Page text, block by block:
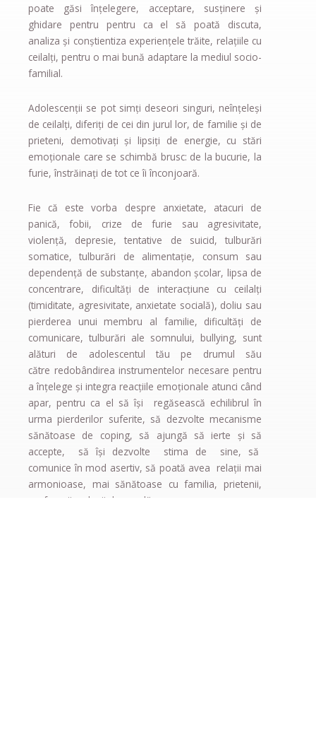
poate găsi înțelegere, acceptare, susținere și
ghidare pentru pentru ca el să poată discuta,
analiza și conștientiza experiențele trăite, relațiile cu
ceilalți, pentru o mai bună adaptare la mediul socio-
familial.
Adolescenții se pot simți deseori singuri, neînțeleși
de ceilalți, diferiți de cei din jurul lor, de familie și de
prieteni, demotivați și lipsiți de energie, cu stări
emoționale care se schimbă brusc: de la bucurie, la
furie, înstrăinați de tot ce îi înconjoară.
Fie că este vorba despre anxietate, atacuri de
panică, fobii, crize de furie sau agresivitate,
violenţă, depresie, tentative de suicid, tulburări
somatice, tulburări de alimentaţie, consum sau
dependenţă de substanţe, abandon şcolar, lipsa de
concentrare, dificultăți de interacțiune cu ceilalți
(timiditate, agresivitate, anxietate socială), doliu sau
pierderea unui membru al familie, dificultăți de
comunicare, tulburări ale somnului, bullying, sunt
alături de adolescentul tău pe drumul său
către redobândirea instrumentelor necesare pentru
a înțelege și integra reacţiile emoţionale atunci când
apar, pentru ca el să își regăsească echilibrul în
urma pierderilor suferite, să dezvolte mecanisme
sănătoase de coping, să ajungă să ierte și să
accepte, să își dezvolte stima de sine, să
comunice în mod asertiv, să poată avea relaţii mai
armonioase, mai sănătoase cu familia, prietenii,
profesorii, colegii de școală.